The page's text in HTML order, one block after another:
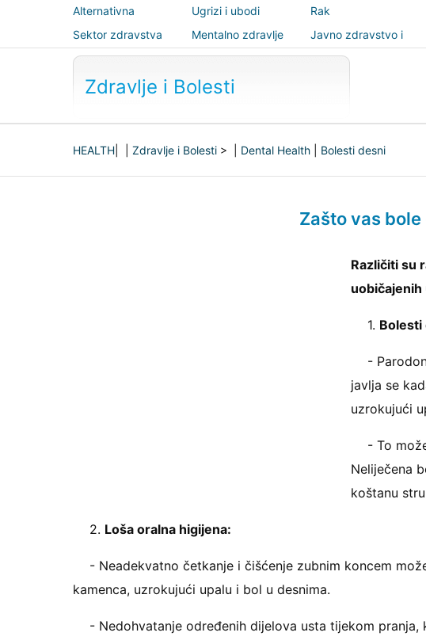
Alternativna
medicina
Ugrizi i ubodi Rak
Sektor zdravstva
Mentalno zdravlje
Javno zdravstvo i
sigurnost
Zdravlje i Bolesti
HEALTH Zdravlje i Bolesti > | Dental Health Bolesti desni
Zašto vas bole
Različiti su
uobičajenih
1. Bolesti
-
javlja se
uzrokujući
- To
Neliječena
koštanu
2. Loša oralna higijena:
- Neadekvatno četkanje i čišćenje zubnim koncem
kamenca, uzrokujući upalu i bol u desnima.
- Nedohvatanje određenih dijelova usta tijekom